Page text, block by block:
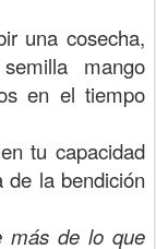
una cosecha,
mango
en el tiempo
tu capacidad
de la bendición
más de lo que